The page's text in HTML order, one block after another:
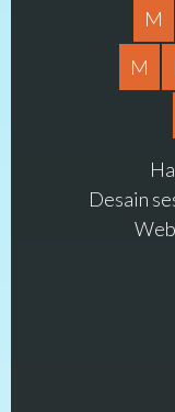
M
M
Desain